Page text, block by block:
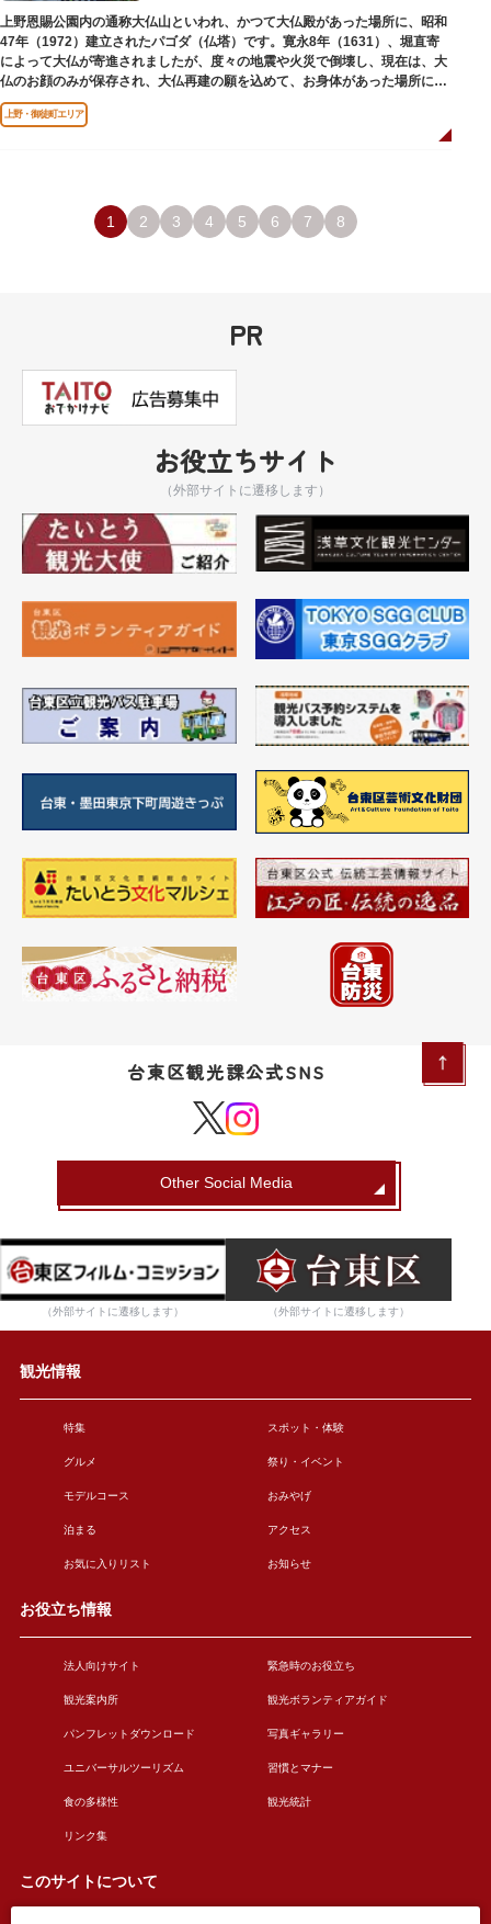
上野恩賜公園内の通称大仏山といわれ、かつて大仏殿があった場所に、昭和
47年（1972）建立されたパゴダ（仏塔）です。寛永8年（1631）、堀直寄
によって大仏が寄進されましたが、度々の地震や火災で倒壊し、現在は、大
仏のお顔のみが保存され、大仏再建の願を込めて、お身体があった場所にパ
ゴダが建てられました。
上野・御徒町エリア
1 2 3 4 5 6 7 8
PR
お役立ちサイト
（外部サイトに遷移します）
台東区観光課公式SNS
Other Social Media
（外部サイトに遷移します） （外部サイトに遷移します）
観光情報
特集 スポット・体験
グルメ 祭り・イベント
モデルコース おみやげ
泊まる アクセス
お気に入りリスト お知らせ
お役立ち情報
法人向けサイト 緊急時のお役立ち
観光案内所 観光ボランティアガイド
パンフレットダウンロード 写真ギャラリー
ユニバーサルツーリズム 習慣とマナー
食の多様性 観光統計
リンク集
このサイトについて